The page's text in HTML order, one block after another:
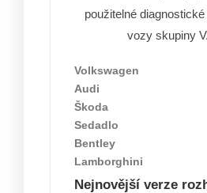
použitelné
vozy skupiny
Volkswagen
Audi
Škoda
Sedadlo
Bentley
Lamborghini
Nejnovější verze